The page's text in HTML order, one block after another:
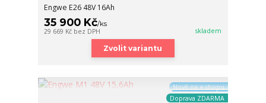
Engwe E26 48V 16Ah
35 900 Kč/ks
29 669 Kč bez DPH skladem
Zvolit variantu
Nově na e-shopu
Doprava ZDARMA